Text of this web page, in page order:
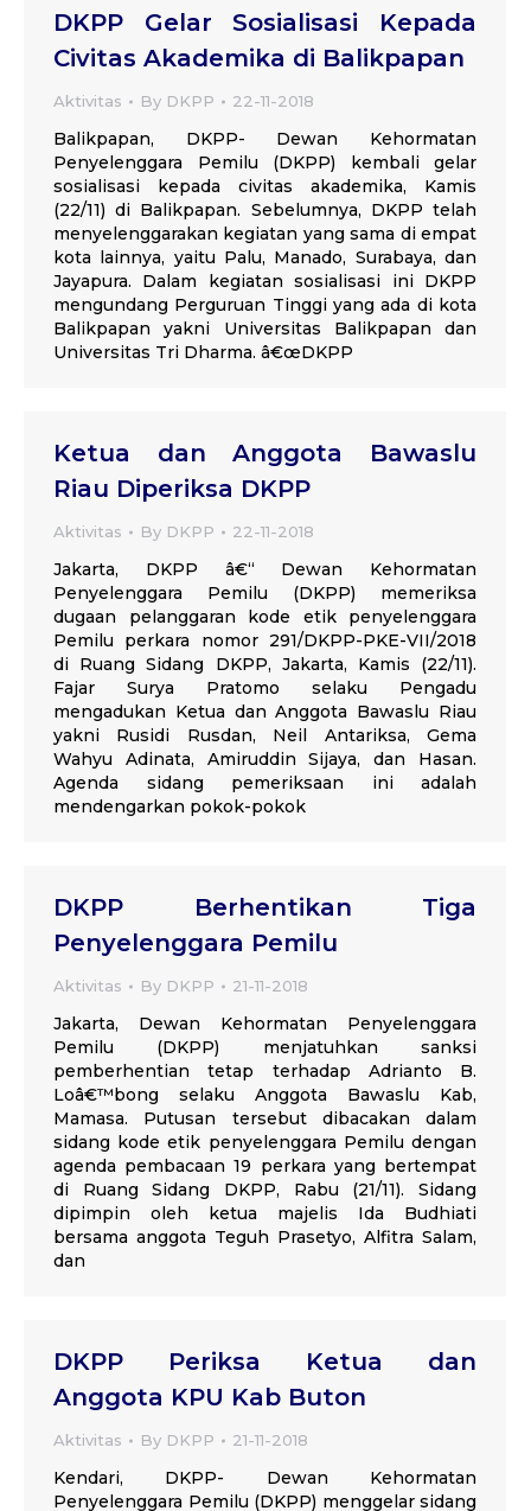
DKPP Gelar Sosialisasi Kepada
Civitas Akademika di Balikpapan
Aktivitas By DKPP 22-11-2018
Balikpapan, DKPP- Dewan Kehormatan
Penyelenggara Pemilu (DKPP) kembali gelar
sosialisasi kepada civitas akademika, Kamis
(22/11) di Balikpapan. Sebelumnya, DKPP telah
menyelenggarakan kegiatan yang sama di empat
kota lainnya, yaitu Palu, Manado, Surabaya, dan
Jayapura. Dalam kegiatan sosialisasi ini DKPP
mengundang Perguruan Tinggi yang ada di kota
Balikpapan yakni Universitas Balikpapan dan
Universitas Tri Dharma. â€œDKPP
Ketua dan Anggota Bawaslu
Riau Diperiksa DKPP
Aktivitas By DKPP 22-11-2018
Jakarta, DKPP â€“ Dewan Kehormatan
Penyelenggara Pemilu (DKPP) memeriksa
dugaan pelanggaran kode etik penyelenggara
Pemilu perkara nomor 291/DKPP-PKE-VII/2018
di Ruang Sidang DKPP, Jakarta, Kamis (22/11).
Fajar Surya Pratomo selaku Pengadu
mengadukan Ketua dan Anggota Bawaslu Riau
yakni Rusidi Rusdan, Neil Antariksa, Gema
Wahyu Adinata, Amiruddin Sijaya, dan Hasan.
Agenda sidang pemeriksaan ini adalah
mendengarkan pokok-pokok
DKPP Berhentikan Tiga
Penyelenggara Pemilu
Aktivitas By DKPP 21-11-2018
Jakarta, Dewan Kehormatan Penyelenggara
Pemilu (DKPP) menjatuhkan sanksi
pemberhentian tetap terhadap Adrianto B.
Loâ€™bong selaku Anggota Bawaslu Kab,
Mamasa. Putusan tersebut dibacakan dalam
sidang kode etik penyelenggara Pemilu dengan
agenda pembacaan 19 perkara yang bertempat
di Ruang Sidang DKPP, Rabu (21/11). Sidang
dipimpin oleh ketua majelis Ida Budhiati
bersama anggota Teguh Prasetyo, Alfitra Salam,
dan
DKPP Periksa Ketua dan
Anggota KPU Kab Buton
Aktivitas By DKPP 21-11-2018
Kendari, DKPP- Dewan Kehormatan
Penyelenggara Pemilu (DKPP) menggelar sidang